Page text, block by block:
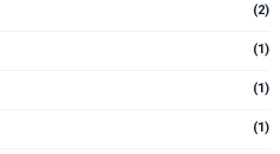
(2)
(1)
(1)
(1)